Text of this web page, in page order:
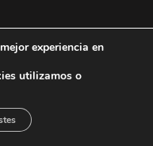
experiencia en
utilizamos o